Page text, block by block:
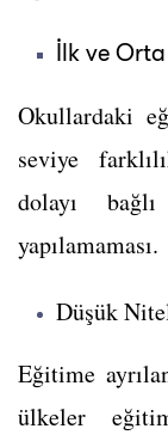
İlk ve
Okullardaki
seviye
dolayı
yapılamaması.
Düşük
Eğitime
ülkeler